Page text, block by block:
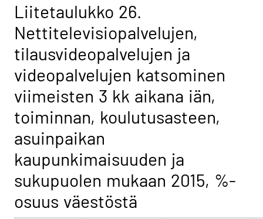
Liitetaulukko 26.
Nettitelevisiopalvelujen,
tilausvideopalvelujen ja
videopalvelujen katsominen
viimeisten 3 kk aikana iän,
toiminnan, koulutusasteen,
asuinpaikan
kaupunkimaisuuden ja
sukupuolen mukaan 2015, %-
osuus väestöstä